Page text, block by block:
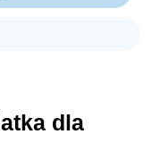
dla